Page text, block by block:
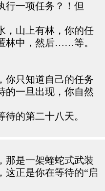
行一项任务？！但
山上有林，你的任
林中，然后……等。
只知道自己的任务
的一旦出现，你自然
的第二十八天。
是一架蝰蛇式武装
这正是你在等待的“启